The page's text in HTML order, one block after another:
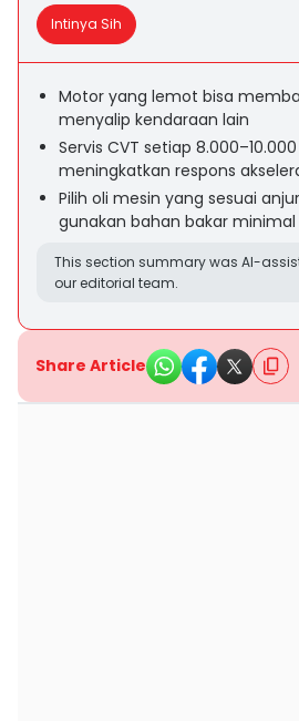
Intinya Sih
Motor yang lemot bisa
menyalip kendaraan lain
Servis CVT setiap
meningkatkan respons
Pilih oli mesin yang sesuai
gunakan bahan bakar minimal
This section summary was AI-
our editorial team.
Share Article